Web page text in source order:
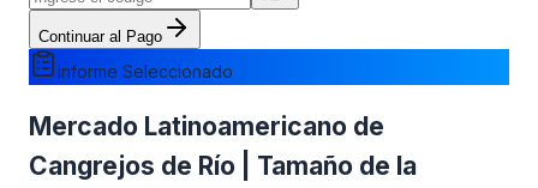
Continuar al Pago
Informe Seleccionado
Mercado Latinoamericano de
Cangrejos de Río | Tamaño de la